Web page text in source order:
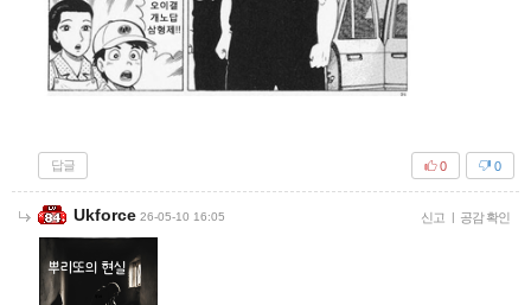
답글 0
0
Ukforce 26-05-10 16:05 신고 | 공감 확인